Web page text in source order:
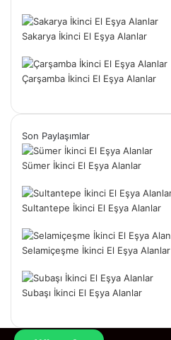
Sakarya İkinci El Eşya Alanlar
Çarşamba İkinci El Eşya Alanlar
Son Paylaşımlar
Sümer İkinci El Eşya Alanlar
Sultantepe İkinci El Eşya Alanlar
Selamiçeşme İkinci El Eşya Alanlar
Subaşı İkinci El Eşya Alanlar